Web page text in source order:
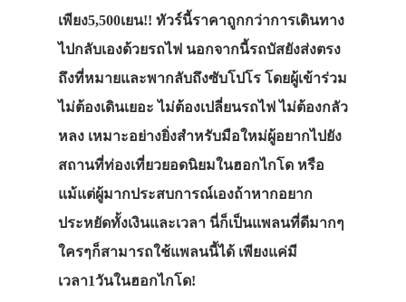
เพียง5,500เยน!! ทัวร์นี้ราคาถูกกว่าการเดินทาง
ไปกลับเองด้วยรถไฟ นอกจากนี้รถบัสยังส่งตรง
ถึงที่หมายและพากลับถึงซับโปโร โดยผู้เข้าร่วม
ไม่ต้องเดินเยอะ ไม่ต้องเปลี่ยนรถไฟ ไม่ต้องกลัว
หลง เหมาะอย่างยิ่งสำหรับมือใหม่ผู้อยากไปยัง
สถานที่ท่องเที่ยวยอดนิยมในฮอกไกโด หรือ
แม้แต่ผู้มากประสบการณ์เองถ้าหากอยาก
ประหยัดทั้งเงินและเวลา นี่ก็เป็นแพลนที่ดีมากๆ
ใครๆก็สามารถใช้แพลนนี้ได้ เพียงแค่มี
เวลา1วันในฮอกไกโด!